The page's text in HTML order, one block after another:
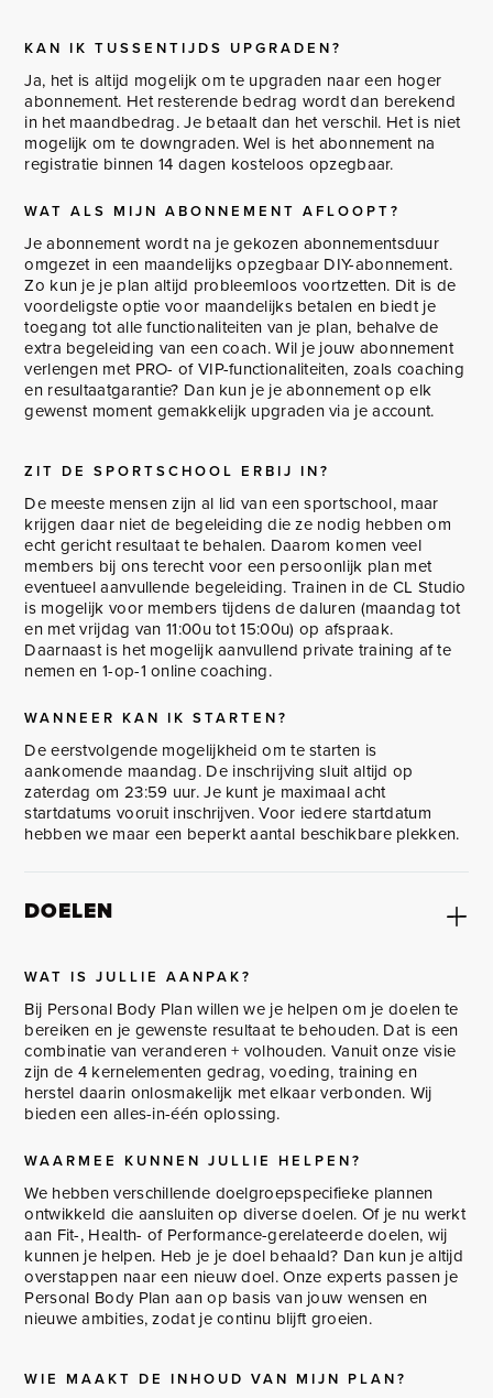
KAN IK TUSSENTIJDS UPGRADEN?
Ja, het is altijd mogelijk om te upgraden naar een hoger
abonnement. Het resterende bedrag wordt dan berekend
in het maandbedrag. Je betaalt dan het verschil. Het is niet
mogelijk om te downgraden. Wel is het abonnement na
registratie binnen 14 dagen kosteloos opzegbaar.
WAT ALS MIJN ABONNEMENT AFLOOPT?
Je abonnement wordt na je gekozen abonnementsduur
omgezet in een maandelijks opzegbaar DIY-abonnement.
Zo kun je je plan altijd probleemloos voortzetten. Dit is de
voordeligste optie voor maandelijks betalen en biedt je
toegang tot alle functionaliteiten van je plan, behalve de
extra begeleiding van een coach. Wil je jouw abonnement
verlengen met PRO- of VIP-functionaliteiten, zoals coaching
en resultaatgarantie? Dan kun je je abonnement op elk
gewenst moment gemakkelijk upgraden via je account.
ZIT DE SPORTSCHOOL ERBIJ IN?
De meeste mensen zijn al lid van een sportschool, maar
krijgen daar niet de begeleiding die ze nodig hebben om
echt gericht resultaat te behalen. Daarom komen veel
members bij ons terecht voor een persoonlijk plan met
eventueel aanvullende begeleiding. Trainen in de CL Studio
is mogelijk voor members tijdens de daluren (maandag tot
en met vrijdag van 11:00u tot 15:00u) op afspraak.
Daarnaast is het mogelijk aanvullend private training af te
nemen en 1-op-1 online coaching.
WANNEER KAN IK STARTEN?
De eerstvolgende mogelijkheid om te starten is
aankomende maandag. De inschrijving sluit altijd op
zaterdag om 23:59 uur. Je kunt je maximaal acht
startdatums vooruit inschrijven. Voor iedere startdatum
hebben we maar een beperkt aantal beschikbare plekken.
DOELEN
WAT IS JULLIE AANPAK?
Bij Personal Body Plan willen we je helpen om je doelen te
bereiken en je gewenste resultaat te behouden. Dat is een
combinatie van veranderen + volhouden. Vanuit onze visie
zijn de 4 kernelementen gedrag, voeding, training en
herstel daarin onlosmakelijk met elkaar verbonden. Wij
bieden een alles-in-één oplossing.
WAARMEE KUNNEN JULLIE HELPEN?
We hebben verschillende doelgroepspecifieke plannen
ontwikkeld die aansluiten op diverse doelen. Of je nu werkt
aan Fit-, Health- of Performance-gerelateerde doelen, wij
kunnen je helpen. Heb je je doel behaald? Dan kun je altijd
overstappen naar een nieuw doel. Onze experts passen je
Personal Body Plan aan op basis van jouw wensen en
nieuwe ambities, zodat je continu blijft groeien.
WIE MAAKT DE INHOUD VAN MIJN PLAN?